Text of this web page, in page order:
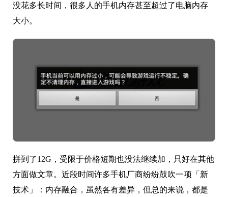
没花多长时间，很多人的手机内存甚至超过了电脑内存
大小。
拼到了12G，受限于价格短期也没法继续加，只好在其他
方面做文章。近段时间许多手机厂商纷纷鼓吹一项「新
技术」：内存融合，虽然各有差异，但总的来说，都是